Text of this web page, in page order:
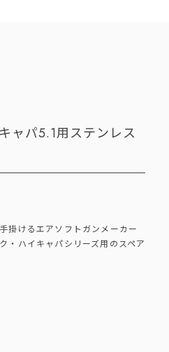
ャパ5.1用ステンレス
掛けるエアソフトガンメーカー
・ハイキャパシリーズ用のスペア